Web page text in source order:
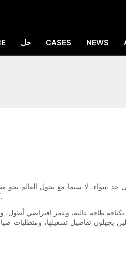
حل CASES NEWS
حد سواء، لا سيما مع تحول العالم
كالشمس والرياح، في معاناة العديد من المستخدمين من عدم استقرار توافر الطاقة وارتفاع التكاليف المرتبطة بهدرها.
طاقة عالية، وعمر افتراضي
يجهلون تفاصيل تشغيلها، ومتطلبات